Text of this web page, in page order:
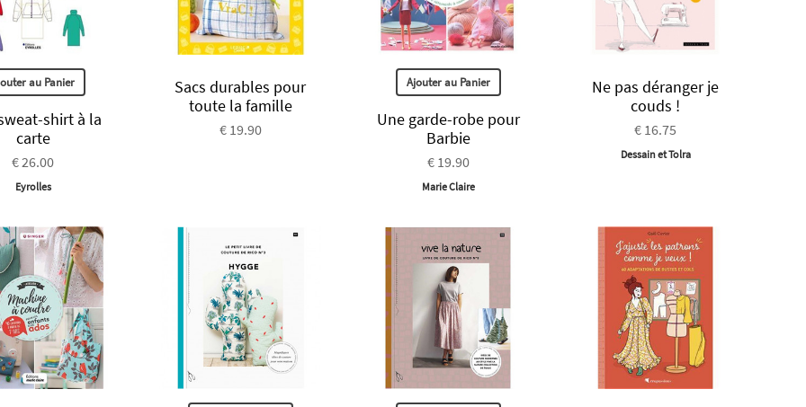
au Panier
shirt à la
carte
€ 26.00
Eyrolles
Sacs durables pour
toute la famille
€ 19.90
Ajouter au Panier
Une garde-robe pour
Barbie
€ 19.90
Marie Claire
Ne pas déranger je
couds !
€ 16.75
Dessain et Tolra